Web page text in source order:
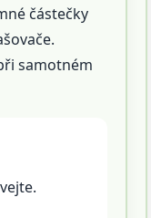
částečky
samotném